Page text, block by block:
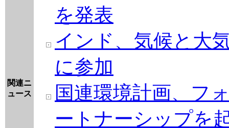
関連ニ
ュース
を発表
インド、気候と大
に参加
国連環境計画、フ
ートナーシップを